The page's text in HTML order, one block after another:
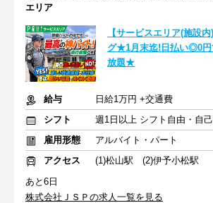
エリア
【サービスエリア(施設
グ★1月末迄!日払い◎0円
放題★
給与
日給1万円 +交通費
シフト
週1日以上 シフト自由・自
雇用形態
アルバイト・パート
アクセス
(1)松山駅 (2)伊予小松駅
あと6日
株式会社ＪＳＰの求人一覧を見る